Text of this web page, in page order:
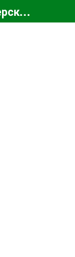
Магазин Киево-Печерской Лавры